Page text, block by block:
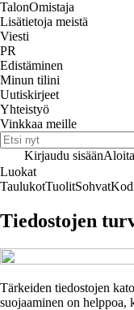
TalonOmistaja
Lisätietoja meistä
Viesti
PR
Edistäminen
Minun tilini
Uutiskirjeet
Yhteistyö
Vinkkaa meille
Kirjaudu sisäänAloita
Luokat
TaulukotTuolitSohvat
Tiedostojen
Tärkeiden tiedostojen
suojaaminen on helppoa,